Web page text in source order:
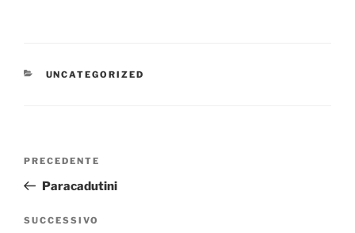
CATEGORIE
UNCATEGORIZED
Articolo
precedente:
PRECEDENTE
Paracadutini
Articolo
SUCCESSIVO